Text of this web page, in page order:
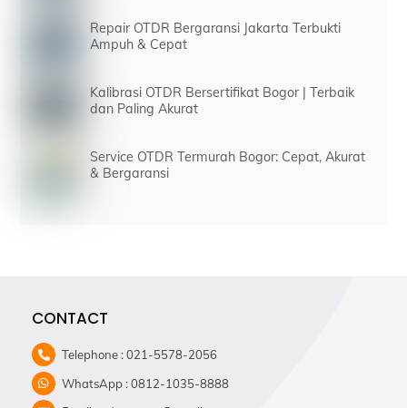
Repair OTDR Bergaransi Jakarta Terbukti
Ampuh & Cepat
Kalibrasi OTDR Bersertifikat Bogor | Terbaik
dan Paling Akurat
Service OTDR Termurah Bogor: Cepat, Akurat
& Bergaransi
CONTACT
Telephone : 021-5578-2056
WhatsApp : 0812-1035-8888